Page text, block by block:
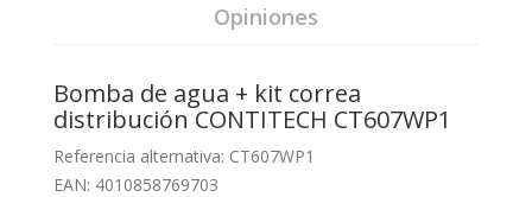
Opiniones
Bomba de agua + kit correa
distribución CONTITECH CT607WP1
Referencia alternativa: CT607WP1
EAN: 4010858769703